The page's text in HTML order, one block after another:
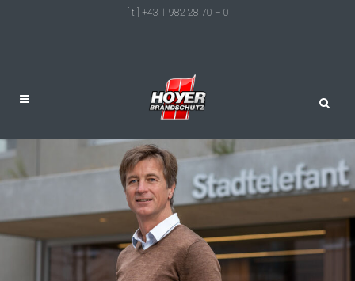
[ t ] +43 1 982 28 70 – 0